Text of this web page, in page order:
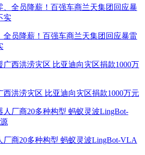
全员降薪！百强车商兰天集团回应暴雷
西洪涝灾区 比亚迪向灾区捐款1000万元
厂商20多种构型 蚂蚁灵波LingBot-VLA